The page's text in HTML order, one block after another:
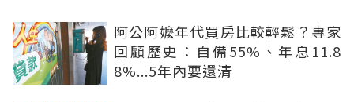
阿公阿嬤年代買房比較輕鬆？專家
回顧歷史：自備55%、年息11.8
8%...5年內要還清